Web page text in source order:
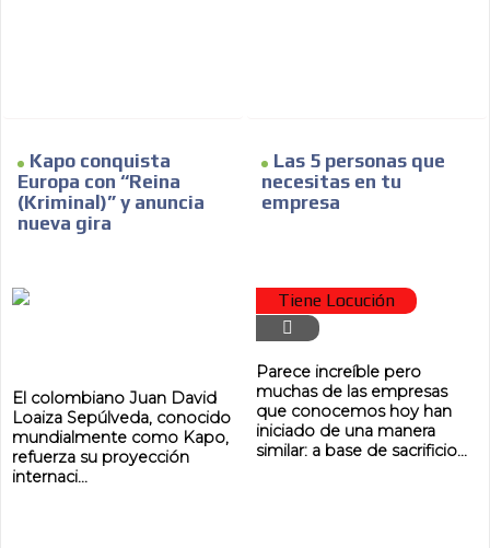
Kapo conquista
Europa con “Reina
(Kriminal)” y anuncia
nueva gira
El colombiano Juan David
Loaiza Sepúlveda, conocido
mundialmente como Kapo,
refuerza su proyección
internaci...
Las 5 personas que
necesitas en tu
empresa
Tiene Locución
Parece increíble pero
muchas de las empresas
que conocemos hoy han
iniciado de una manera
similar: a base de sacrificio...